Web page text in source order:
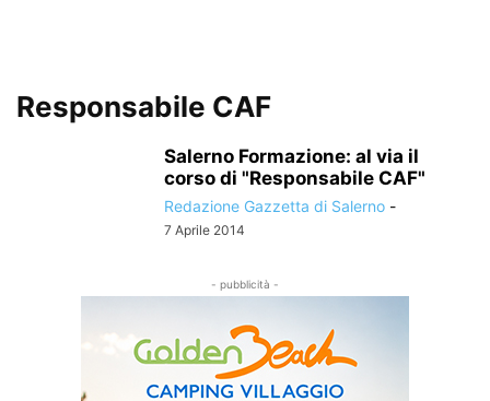
Responsabile CAF
Salerno Formazione: al via il
corso di "Responsabile CAF"
Redazione Gazzetta di Salerno -
7 Aprile 2014
- pubblicità -